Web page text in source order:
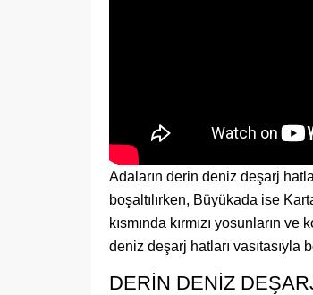
Adaların derin deniz deşarj
boşaltılırken, Büyükada ise
kısmında kırmızı yosunların
deniz deşarj hatları vasıtasıyla
DERİN DENİZ